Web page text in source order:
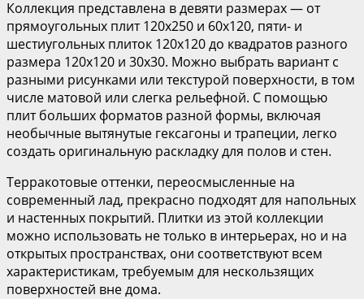
Коллекция представлена в девяти размерах — от
прямоугольных плит 120х250 и 60х120, пяти- и
шестиугольных плиток 120х120 до квадратов разного
размера 120х120 и 30х30. Можно выбрать вариант с
разными рисунками или текстурой поверхности, в том
числе матовой или слегка рельефной. С помощью
плит больших форматов разной формы, включая
необычные вытянутые гексагоны и трапеции, легко
создать оригинальную раскладку для полов и стен.
Терракотовые оттенки, переосмысленные на
современный лад, прекрасно подходят для напольных
и настенных покрытий. Плитки из этой коллекции
можно использовать не только в интерьерах, но и на
открытых пространствах, они соответствуют всем
характеристикам, требуемым для нескользящих
поверхностей вне дома.